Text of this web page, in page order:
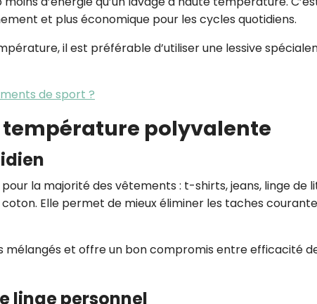
et plus économique pour les cycles quotidiens.
il est préférable d’utiliser une lessive
de sport ?
température polyvalente
la majorité des vêtements : t-shirts, jeans, linge de
Elle permet de mieux éliminer les taches
mélangés et offre un bon compromis entre efficacité
linge personnel